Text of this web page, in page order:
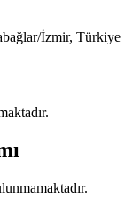
İzmir, Türkiye